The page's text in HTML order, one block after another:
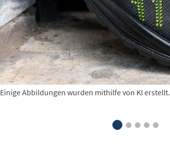
Einige Abbildungen wurden mithilfe von KI erstellt.